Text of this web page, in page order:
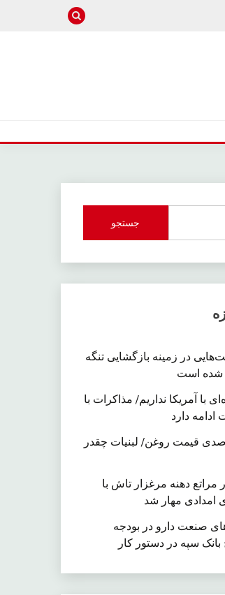
در زمینه بازگشایی تنگه
شده است
با آمریکا نداریم/ مذاکرات با
ادامه دارد
درصدی قیمت روغن/ لبنیات چقدر
هکتار مراتع دهنه مرغزار تاش با
امدادی مهار شد
صنعت دارو در بودجه